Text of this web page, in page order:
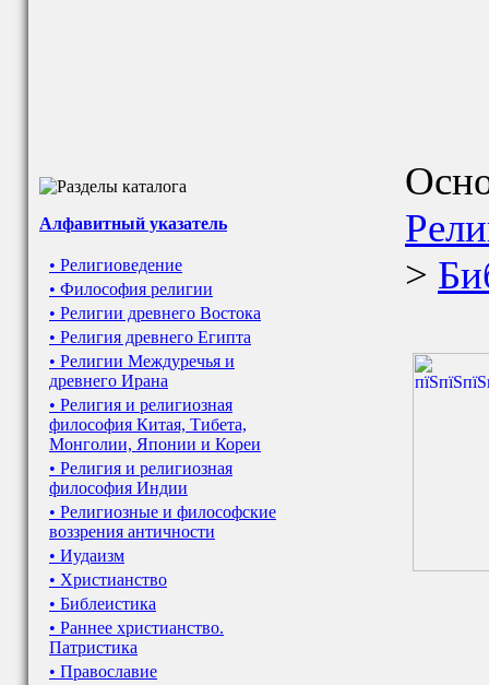
Алфавитный указатель
• Религиоведение
• Философия религии
• Религии древнего Востока
• Религия древнего Египта
• Религии Междуречья и
древнего Ирана
• Религия и религиозная
философия Китая, Тибета,
Монголии, Японии и Кореи
• Религия и религиозная
философия Индии
• Религиозные и философские
воззрения античности
• Иудаизм
• Христианство
• Библеистика
• Раннее христианство.
Патристика
• Православие
>